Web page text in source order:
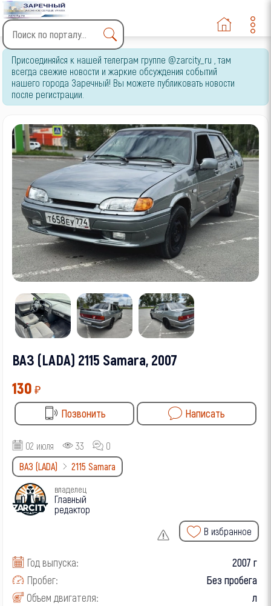
Type 2 or more characters
for results.
Присоединяйся к нашей телеграм группе @zarcity_ru , там
всегда свежие новости и жаркие обсуждения событий
нашего города Заречный! Вы можете публиковать новости
после регистрации.
ВАЗ (LADA) 2115 Samara, 2007
130 ₽
Позвонить
Написать
02 июля 33
0
ВАЗ (LADA)
2115 Samara
владелец
Главный
редактор
В избранное
Год выпуска:
2007 г
Пробег:
Без пробега
Объем двигателя:
л